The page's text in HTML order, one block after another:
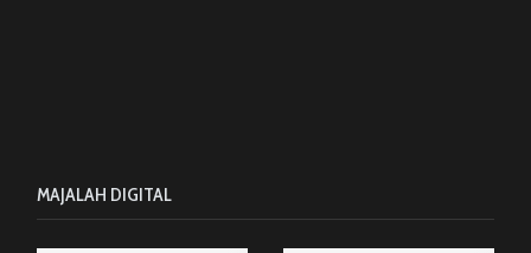
MAJALAH DIGITAL